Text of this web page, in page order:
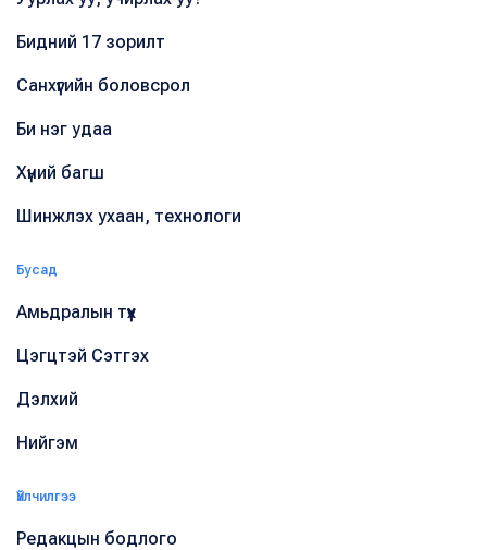
Бидний 17 зорилт
Санхүүгийн боловсрол
Би нэг удаа
Хүний багш
Шинжлэх ухаан, технологи
Бусад
Амьдралын түүх
Цэгцтэй Сэтгэх
Дэлхий
Нийгэм
Үйлчилгээ
Редакцын бодлого